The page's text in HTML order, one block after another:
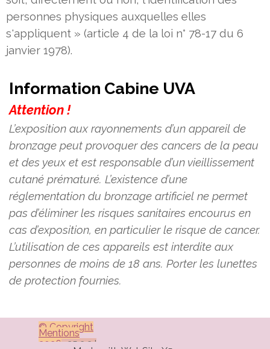
personnes physiques auxquelles elles
s'appliquent » (article 4 de la loi n° 78-17 du 6
janvier 1978).
Information Cabine UVA
Attention !
L’exposition aux rayonnements d’un appareil de
bronzage peut provoquer des cancers de la peau
et des yeux et est responsable d’un vieillissement
cutané prématuré. L’existence d’une
réglementation du bronzage artificiel ne permet
pas d’éliminer les risques sanitaires encourus en
cas d’exposition, en particulier le risque de cancer.
L’utilisation de ces appareils est interdite aux
personnes de moins de 18 ans. Porter les lunettes
de protection fournies.
© Copyright
2026v25.3.3J
Mentions